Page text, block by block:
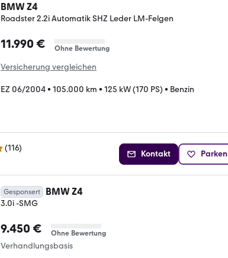
BMW Z4
Roadster 2.2i Automatik SHZ Leder LM-Felgen
11.990 € Ohne Bewertung
Versicherung vergleichen
EZ 06/2004• 105.000 km • 125 kW (170 PS) • Benzin
(116)
Kontakt Parken
Gesponsert BMW Z4
3.0i -SMG
9.450 € Ohne Bewertung
Verhandlungsbasis